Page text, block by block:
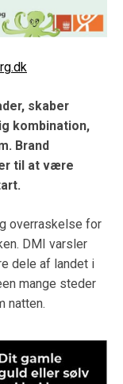
skaber
kombination,
Brand
til at være
overraskelse for
DMI varsler
dele af landet i
mange steder
natten.